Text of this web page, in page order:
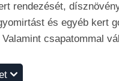
rendezését,
és egyéb kert
csapatommal